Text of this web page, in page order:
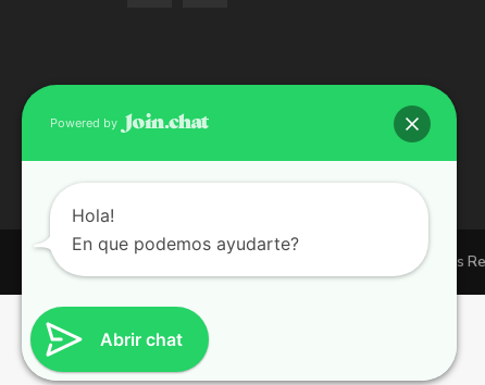
Copyright 2026 | Grupo 90 inmobiliarias. All Rights
Abrir chat
Powered by
Hola!
En que podemos ayudarte?